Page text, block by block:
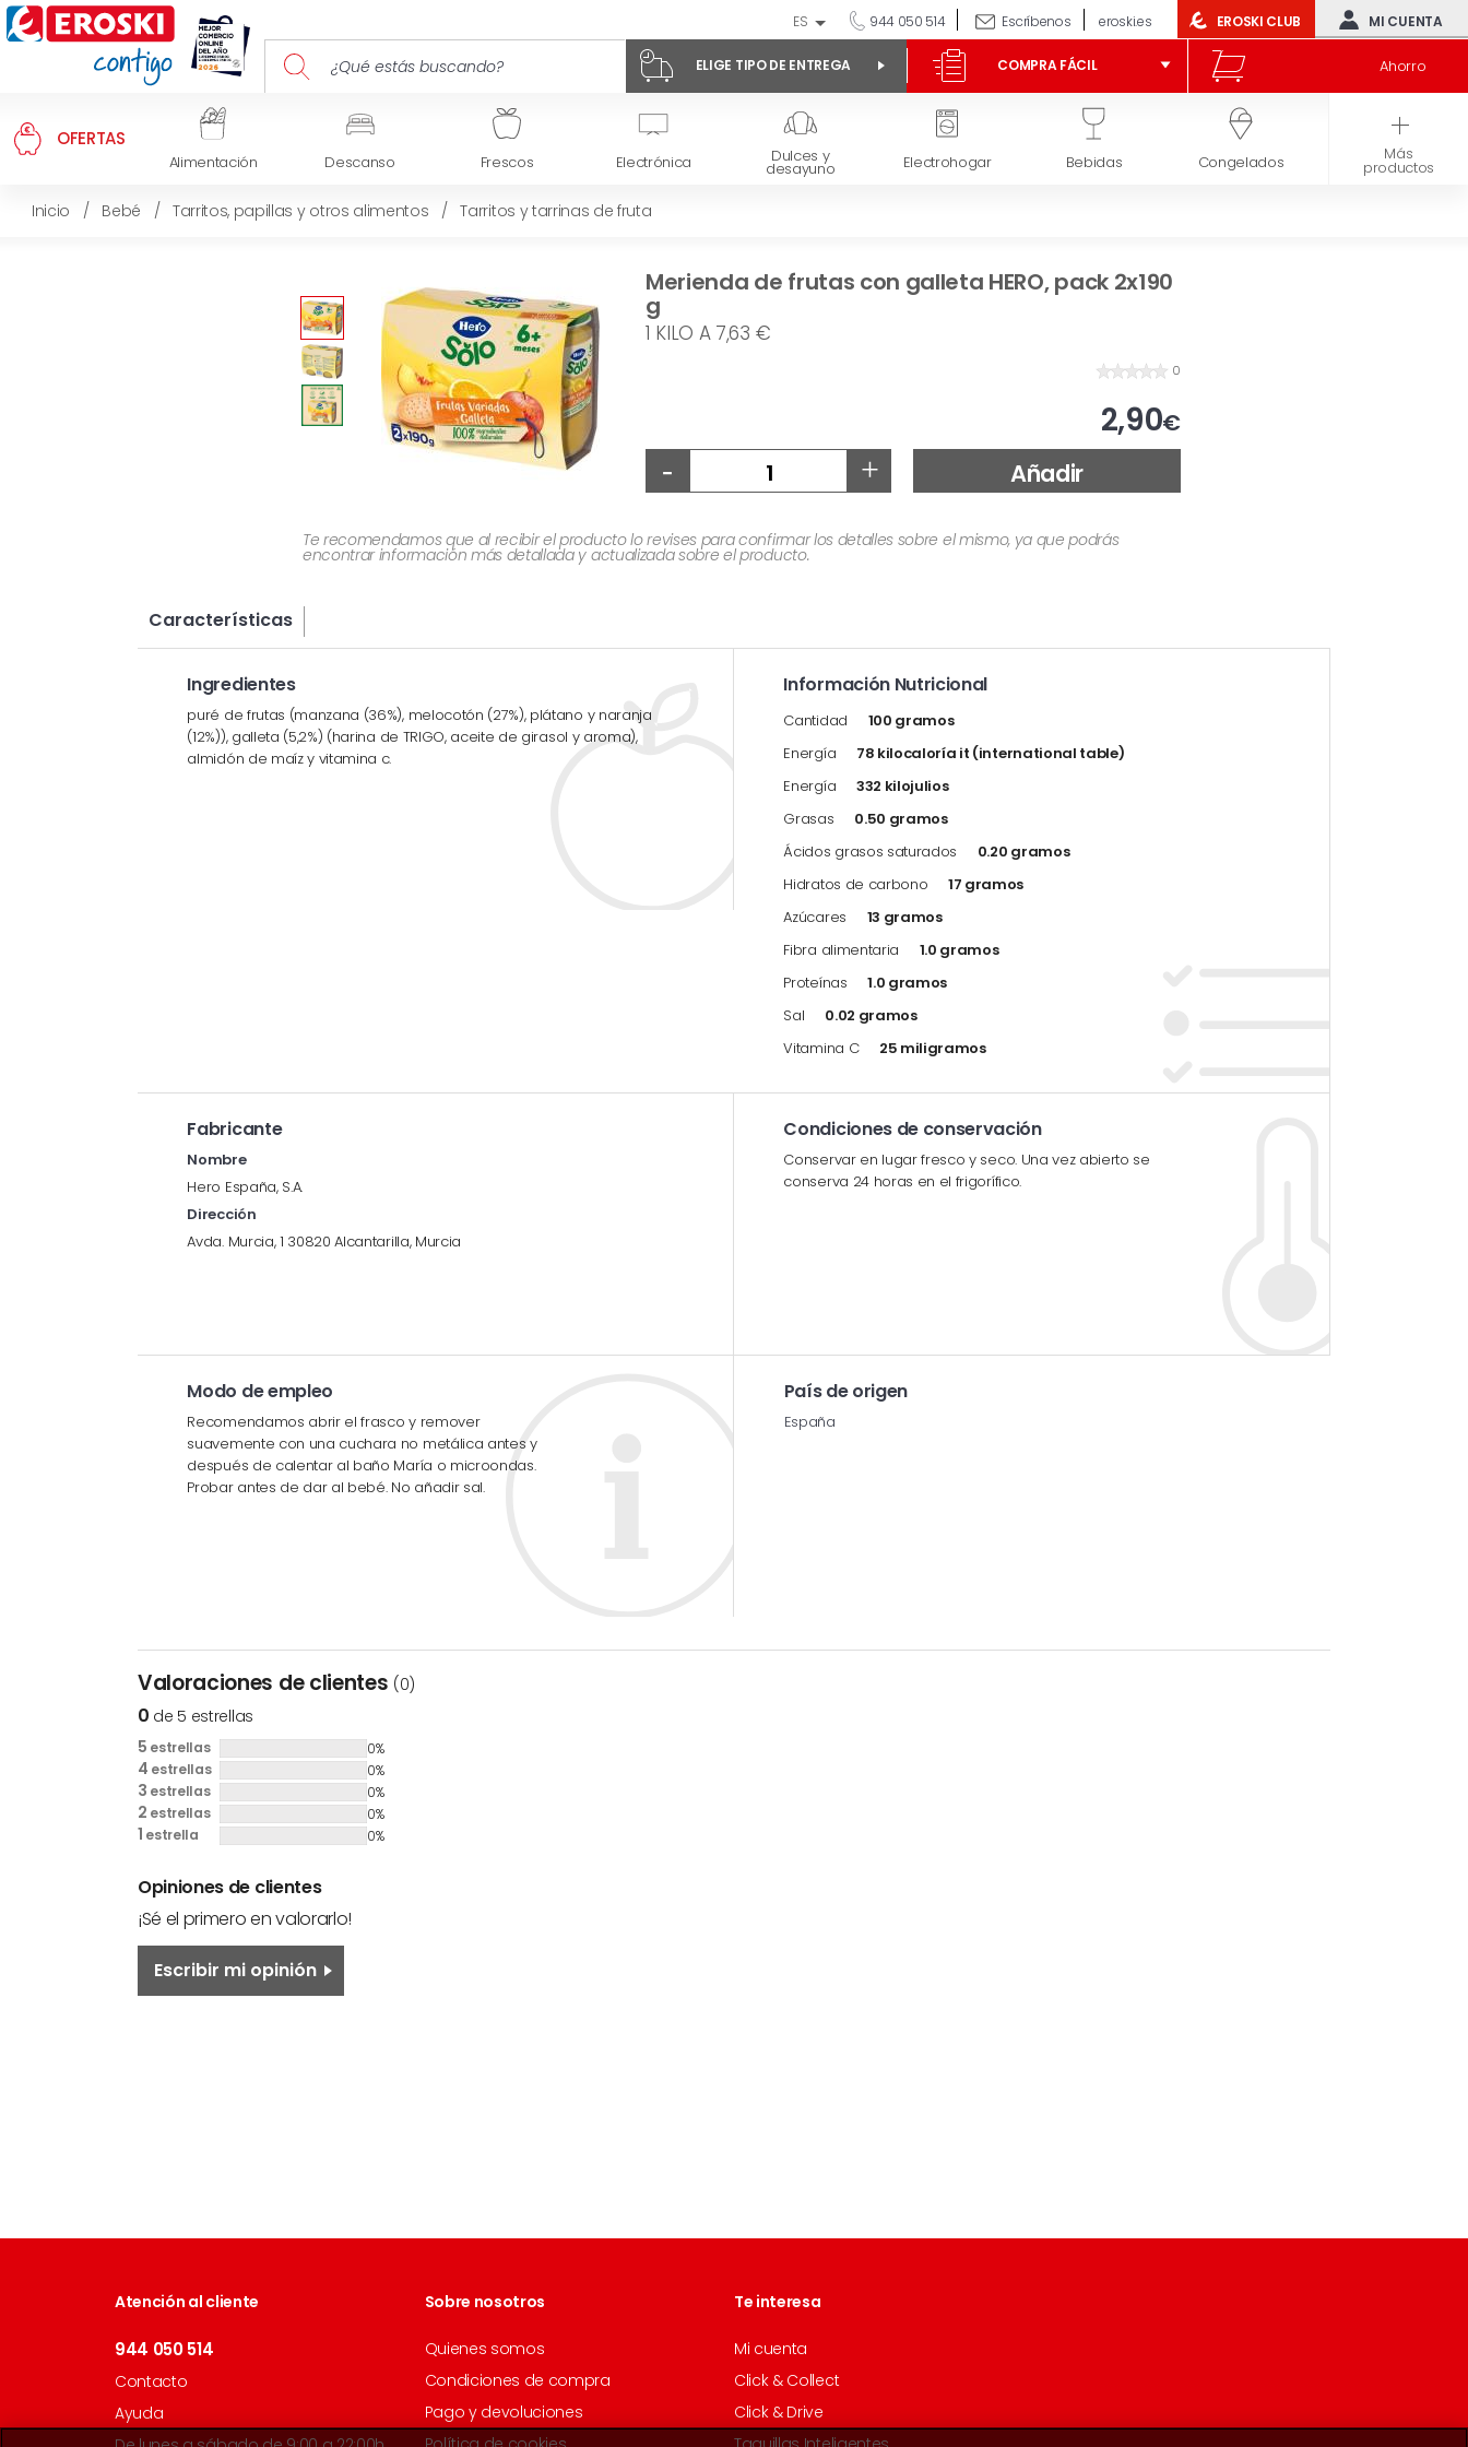
ES 944 050 514 Escríbenos eroski.es EROSKI CLUB MI CUENTA
ELIGE TIPO DE ENTREGA COMPRA FÁCIL Ahorro
OFERTAS
Alimentación Descanso Frescos Electrónica Dulces y
desayuno Electrohogar Bebidas Congelados Higiene y belleza
Más
productos
Inicio / Bebé / Tarritos, papillas y otros alimentos / Tarritos y tarrinas de fruta
Merienda de frutas con galleta HERO, pack 2x190
g
0
2,90€
1 KILO A 7,63 €
- + Añadir
Te recomendamos que al recibir el producto lo revises para confirmar los detalles sobre el mismo, ya que podrás
encontrar información más detallada y actualizada sobre el producto.
Características
Ingredientes
puré de frutas (manzana (36%), melocotón (27%), plátano y naranja
(12%)), galleta (5,2%) (harina de TRIGO, aceite de girasol y aroma),
almidón de maíz y vitamina c.
Información Nutricional
Cantidad
100 gramos
Energía
78 kilocaloría it (international table)
Energía
332 kilojulios
Grasas
0.50 gramos
Ácidos grasos saturados
0.20 gramos
Hidratos de carbono
17 gramos
Azúcares
13 gramos
Fibra alimentaria
1.0 gramos
Proteínas
1.0 gramos
Sal
0.02 gramos
Vitamina C
25 miligramos
Fabricante
Nombre
Hero España, S.A.
Dirección
Avda. Murcia, 1 30820 Alcantarilla, Murcia
Condiciones de conservación
Conservar en lugar fresco y seco. Una vez abierto se
conserva 24 horas en el frigorífico.
Modo de empleo
Recomendamos abrir el frasco y remover
suavemente con una cuchara no metálica antes y
después de calentar al baño María o microondas.
Probar antes de dar al bebé. No añadir sal.
País de origen
España
Valoraciones de clientes (0)
0 de 5 estrellas
5 estrellas 0%
4 estrellas 0%
3 estrellas 0%
2 estrellas 0%
1 estrella 0%
Opiniones de clientes
¡Sé el primero en valorarlo!
Escribir mi opinión
Atención al cliente
944 050 514
Contacto
Ayuda
Sobre nosotros
Quienes somos
Condiciones de compra
Pago y devoluciones
Te interesa
Mi cuenta
Click & Collect
Click & Drive